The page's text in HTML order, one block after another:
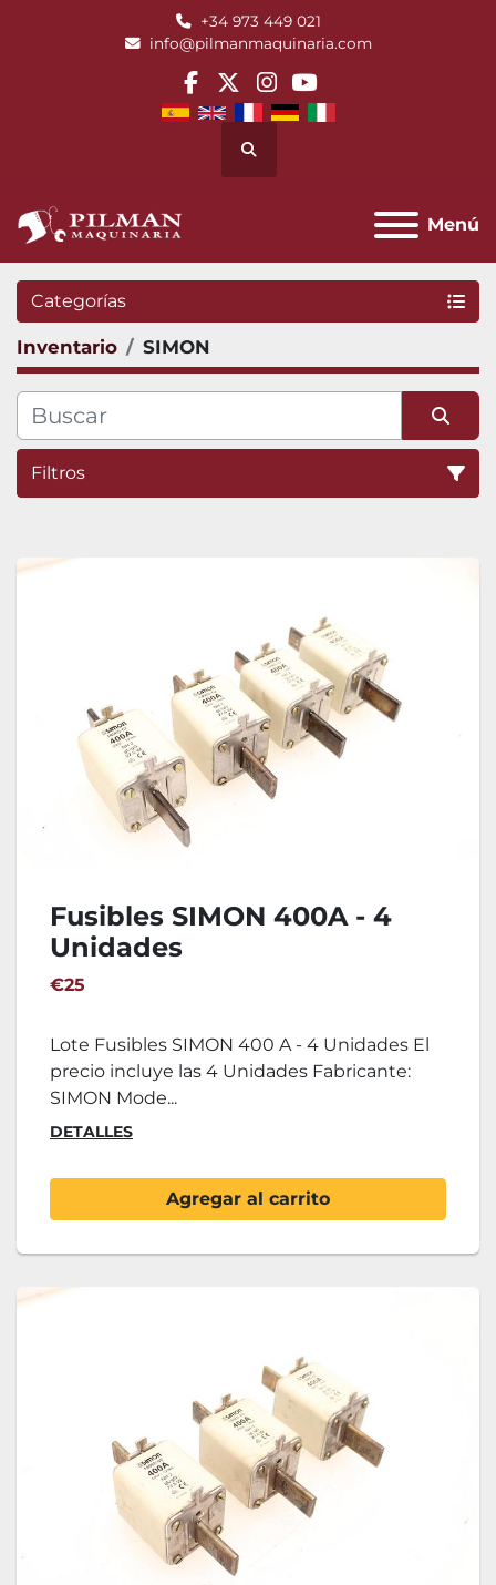
+34 973 449 021
info@pilmanmaquinaria.com
facebook
twitterinstagram
youtube
Buscar
Menú
Categorías
Inventario SIMON
Filtros
Fusibles SIMON 400A - 4
Unidades
€25
Lote Fusibles SIMON 400 A - 4 Unidades El
precio incluye las 4 Unidades Fabricante:
SIMON Mode...
DETALLES
Agregar al carrito